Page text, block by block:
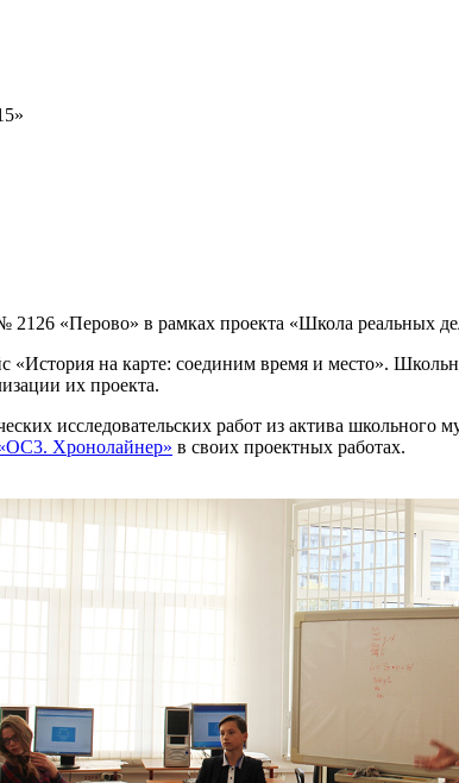
«Перово» в рамках проекта «Школа реальных
«История на карте: соединим время и место».
их проекта.
исследовательских работ из актива
Хронолайнер» в своих проектных работах.